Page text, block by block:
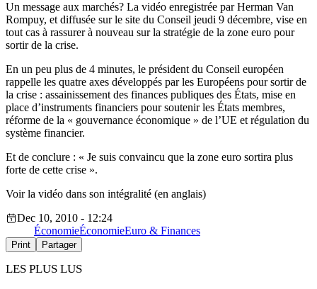
Un message aux marchés? La vidéo enregistrée par Herman Van
Rompuy, et diffusée sur le site du Conseil jeudi 9 décembre, vise en
tout cas à rassurer à nouveau sur la stratégie de la zone euro pour
sortir de la crise.
En un peu plus de 4 minutes, le président du Conseil européen
rappelle les quatre axes développés par les Européens pour sortir de
la crise : assainissement des finances publiques des États, mise en
place d’instruments financiers pour soutenir les États membres,
réforme de la « gouvernance économique » de l’UE et régulation du
système financier.
Et de conclure : « Je suis convaincu que la zone euro sortira plus
forte de cette crise ».
Voir la vidéo dans son intégralité (en anglais)
Dec 10, 2010 - 12:24
ÉconomieÉconomieEuro & Finances
Print Partager
LES PLUS LUS